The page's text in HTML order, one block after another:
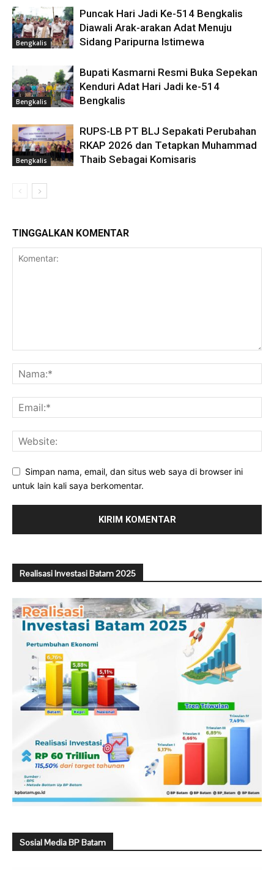
Bengkalis
Puncak Hari Jadi Ke-514 Bengkalis
Diawali Arak-arakan Adat Menuju
Sidang Paripurna Istimewa
Bengkalis
Bupati Kasmarni Resmi Buka Sepekan
Kenduri Adat Hari Jadi ke-514
Bengkalis
Bengkalis
RUPS-LB PT BLJ Sepakati Perubahan
RKAP 2026 dan Tetapkan Muhammad
Thaib Sebagai Komisaris
TINGGALKAN KOMENTAR
Simpan nama, email, dan situs web saya di browser ini
untuk lain kali saya berkomentar.
Realisasi Investasi Batam 2025
Sosial Media BP Batam